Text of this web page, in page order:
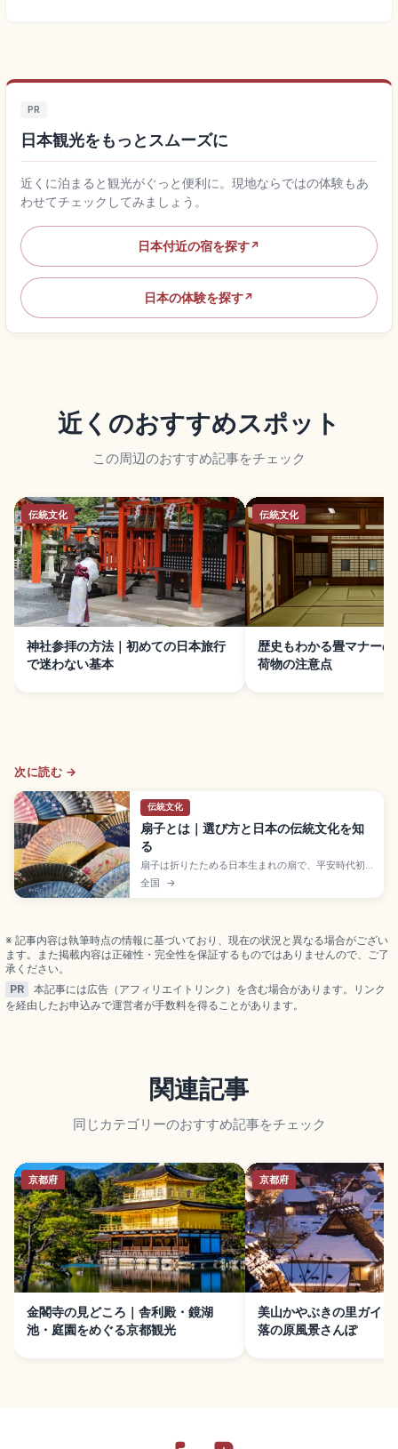
PR
日本観光をもっとスムーズに
近くに泊まると観光がぐっと便利に。現地ならではの体験もあ
わせてチェックしてみましょう。
日本付近の宿を探す↗
日本の体験を探す↗
近くのおすすめスポット
この周辺のおすすめ記事をチェック
伝統文化
神社参拝の方法｜初めての日本旅行
で迷わない基本
伝統文化
歴史もわかる畳マナー
荷物の注意点
次に読む →
伝統文化
扇子とは｜選び方と日本の伝統文化を知
る
扇子は折りたためる日本生まれの扇で、平安時代初
期の京都で誕生。京都・東寺の仏像から発見された
877年(元慶元年)銘の檜扇が現存最古級。一般的な夏
全国 →
※ 記事内容は執筆時点の情報に基づいており、現在の状況と異なる場合がござい
ます。また掲載内容は正確性・完全性を保証するものではありませんので、ご了
承ください。
PR
本記事には広告（アフィリエイトリンク）を含む場合があります。リンク
を経由したお申込みで運営者が手数料を得ることがあります。
関連記事
同じカテゴリーのおすすめ記事をチェック
京都府
金閣寺の見どころ｜舎利殿・鏡湖
池・庭園をめぐる京都観光
京都府
美山かやぶきの里ガイド
落の原風景さんぽ